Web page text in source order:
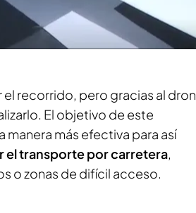
dron trasladaron unas 60
a 13 kilómetros de distancia del
recorrido, pero gracias al dron
El objetivo de este
más efectiva para así
el transporte por carretera,
o zonas de difícil acceso.